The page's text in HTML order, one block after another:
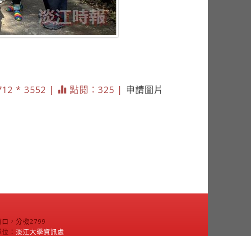
* 3552 |
點閱：325 | 申請圖片
，分機2799
： 淡江大學資訊處